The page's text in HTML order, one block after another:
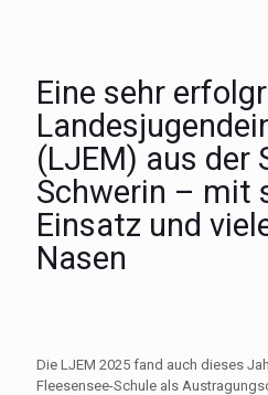
Eine sehr
(LJEM) aus der
Schwerin – mit
Einsatz und
Nasen
Die LJEM 2025 fand auch dieses
Fleesensee-Schule als